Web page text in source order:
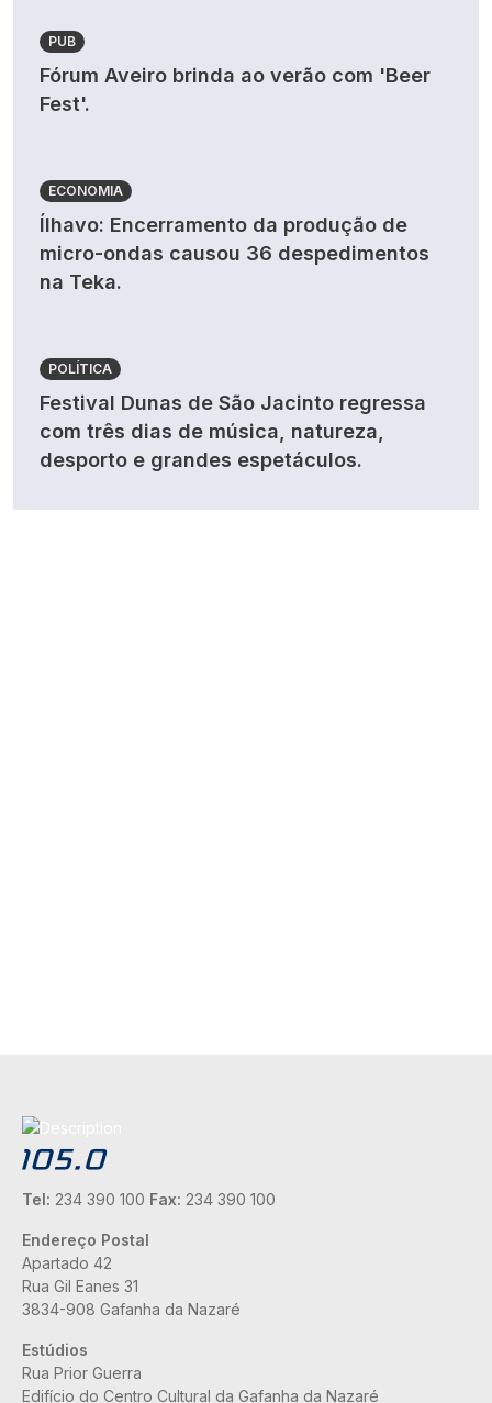
PUB
Fórum Aveiro brinda ao verão com 'Beer
Fest'.
ECONOMIA
Ílhavo: Encerramento da produção de
micro-ondas causou 36 despedimentos
na Teka.
POLÍTICA
Festival Dunas de São Jacinto regressa
com três dias de música, natureza,
desporto e grandes espetáculos.
Tel: 234 390 100 Fax: 234 390 100
Endereço Postal
Apartado 42
Rua Gil Eanes 31
3834-908 Gafanha da Nazaré
Estúdios
Rua Prior Guerra
Edifício do Centro Cultural da Gafanha da Nazaré